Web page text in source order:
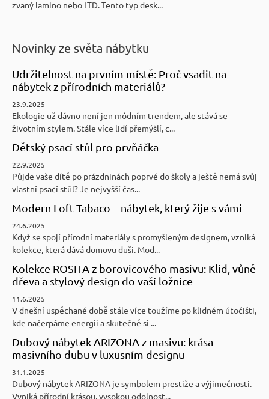
zvaný lamino nebo LTD. Tento typ desk...
Novinky ze světa nábytku
Udržitelnost na prvním místě: Proč vsadit na
nábytek z přírodních materiálů?
23.9.2025
Ekologie už dávno není jen módním trendem, ale stává se
životním stylem. Stále více lidí přemýšlí, c...
Dětský psací stůl pro prvňáčka
22.9.2025
Půjde vaše dítě po prázdninách poprvé do školy a ještě nemá svůj
vlastní psací stůl? Je nejvyšší čas...
Modern Loft Tabaco – nábytek, který žije s vámi
24.6.2025
Když se spojí přírodní materiály s promyšleným designem, vzniká
kolekce, která dává domovu duši. Mod...
Kolekce ROSITA z borovicového masivu: Klid, vůně
dřeva a stylový design do vaší ložnice
11.6.2025
V dnešní uspěchané době stále více toužíme po klidném útočišti,
kde načerpáme energii a skutečně si ...
Dubový nábytek ARIZONA z masivu: krása
masivního dubu v luxusním designu
31.1.2025
Dubový nábytek ARIZONA je symbolem prestiže a výjimečnosti.
Vyniká přírodní krásou, vysokou odolnost...